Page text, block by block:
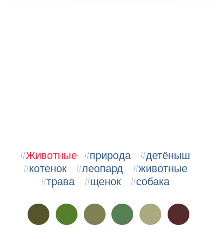
#Животные #природа #детёныш
#котенок #леопард #животные
#трава #щенок #собака